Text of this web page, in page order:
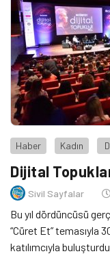
Haber Kadın
Dijital
Sivil Sayfalar
Bu yıl dördüncüsü
“Cüret Et” temasıyla
katılımcıyla